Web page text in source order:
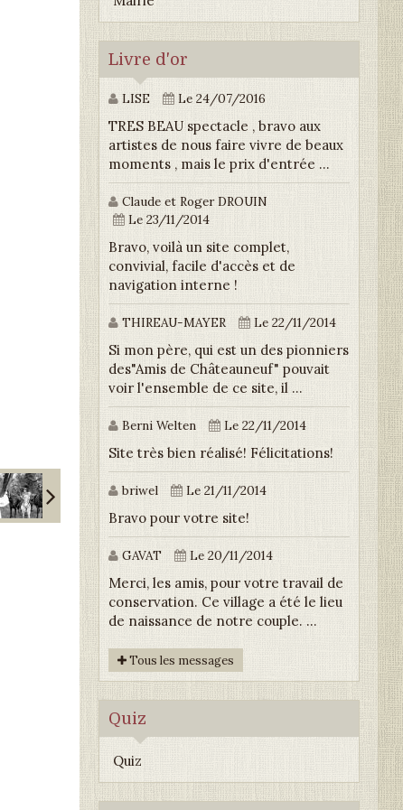
Livre d'or
LISE Le 24/07/2016
TRES BEAU spectacle , bravo aux
artistes de nous faire vivre de beaux
moments , mais le prix d'entrée ...
Claude et Roger DROUIN
Le 23/11/2014
Bravo, voilà un site complet,
convivial, facile d'accès et de
navigation interne !
THIREAU-MAYER Le 22/11/2014
Si mon père, qui est un des pionniers
des"Amis de Châteauneuf" pouvait
voir l'ensemble de ce site, il ...
Berni Welten Le 22/11/2014
Site très bien réalisé! Félicitations!
briwel Le 21/11/2014
Bravo pour votre site!
GAVAT Le 20/11/2014
Merci, les amis, pour votre travail de
conservation. Ce village a été le lieu
de naissance de notre couple. ...
Tous les messages
Quiz
Quiz